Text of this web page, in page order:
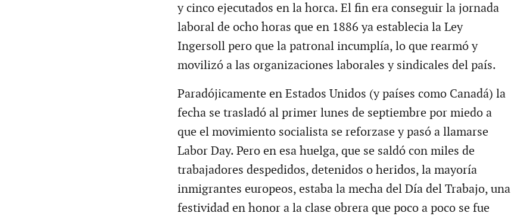
y cinco ejecutados en la horca. El fin era conseguir la jornada
laboral de ocho horas que en 1886 ya establecia la Ley
Ingersoll pero que la patronal incumplía, lo que rearmó y
movilizó a las organizaciones laborales y sindicales del país.
Paradójicamente en Estados Unidos (y países como Canadá) la
fecha se trasladó al primer lunes de septiembre por miedo a
que el movimiento socialista se reforzase y pasó a llamarse
Labor Day. Pero en esa huelga, que se saldó con miles de
trabajadores despedidos, detenidos o heridos, la mayoría
inmigrantes europeos, estaba la mecha del Día del Trabajo, una
festividad en honor a la clase obrera que poco a poco se fue